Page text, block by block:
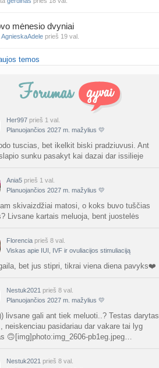
mėnesio dvyniai
AgnieskaAdele prieš 19 val.
Jonas
mokyklos
rečiausi berniukų vardai :)
Nerea prieš 1 d.
Agne.baronaite prieš 1 d.
dėl pardavėjo „Mantvis“
Soliaris73 prieš 1 d.
TD asistentė prieš 1 d.
prieš 1 d.
po hemorojaus operacijos
Rasa Gal prieš 2 d.
Svaja1234 prieš 2 d.
temos
Her997 prieš 1 val.
Planuojančios 2027 m. mažylius 💛
tuscias, bet ikelkit biski pradziuvusi. Ant
sunku pasakyt kai dazai dar issilieje
Ania5 prieš 1 val.
Planuojančios 2027 m. mažylius 💛
skivaizdžiai matosi, o koks buvo tuščias
Livsane kartais meluoja, bent juostelės
Florencia prieš 8 val.
Viskas apie IUI, IVF ir ovuliacijos stimuliaciją
bet jus stipri, tikrai viena diena pavyks❤️
Nestuk2021 prieš 8 val.
Planuojančios 2027 m. mažylius 💛
livsane gali ant tiek meluoti..? Testas darytas
neiskenciau pasidariau dar vakare tai lyg
🙃[img]photo:img_2606-pb1eg.jpeg…
Nestuk2021 prieš 8 val.